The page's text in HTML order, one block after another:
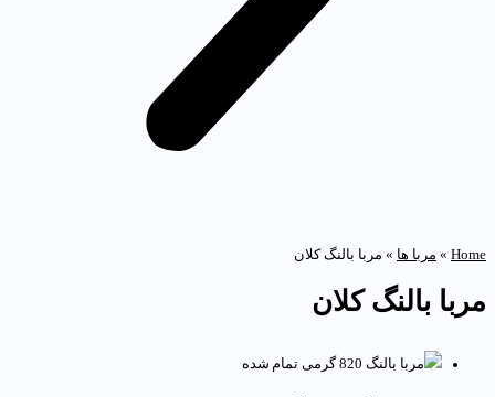
» مربا ها » مربا بالنگ کلان
بالنگ کلان
تمام شده